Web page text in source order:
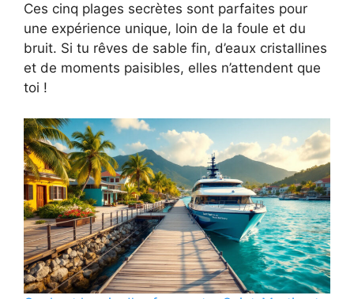
Ces cinq plages secrètes sont parfaites pour
une expérience unique, loin de la foule et du
bruit. Si tu rêves de sable fin, d’eaux cristallines
et de moments paisibles, elles n’attendent que
toi !